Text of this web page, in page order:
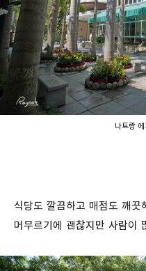
나트랑
식당도 깔끔하고 매점도 깨끗
머무르기에 괜찮지만 사람이